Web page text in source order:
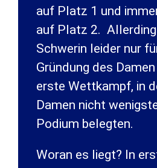
auf Platz 1 und
auf Platz 2.
Schwerin leider nur
Gründung des
erste Wettkampf, in
Damen nicht
Podium belegten.
Woran es liegt? In